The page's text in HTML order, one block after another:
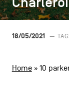
navigatie
18/05/2021 —
Home» 10